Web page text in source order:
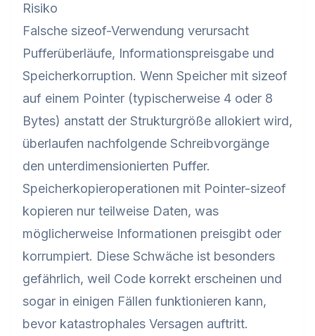
Risiko
Falsche sizeof-Verwendung verursacht
Pufferüberläufe, Informationspreisgabe und
Speicherkorruption. Wenn Speicher mit sizeof
auf einem Pointer (typischerweise 4 oder 8
Bytes) anstatt der Strukturgröße allokiert wird,
überlaufen nachfolgende Schreibvorgänge
den unterdimensionierten Puffer.
Speicherkopieroperationen mit Pointer-sizeof
kopieren nur teilweise Daten, was
möglicherweise Informationen preisgibt oder
korrumpiert. Diese Schwäche ist besonders
gefährlich, weil Code korrekt erscheinen und
sogar in einigen Fällen funktionieren kann,
bevor katastrophales Versagen auftritt.